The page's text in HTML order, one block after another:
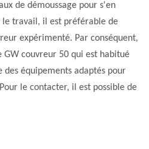
de démoussage pour s'en
le travail, il est préférable de
expérimenté. Par conséquent,
GW couvreur 50 qui est habitué
équipements adaptés pour
le contacter, il est possible de